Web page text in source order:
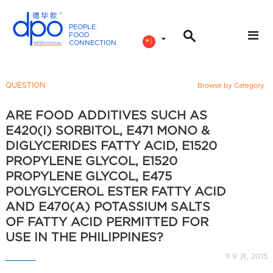
PEOPLE.
FOOD.
CONNECTION.
n
t
e
r
n
a
t
i
o
n
QUESTION Browse by Category
ARE FOOD ADDITIVES SUCH AS
E420(I) SORBITOL, E471 MONO &
DIGLYCERIDES FATTY ACID, E1520
PROPYLENE GLYCOL, E1520
PROPYLENE GLYCOL, E475
POLYGLYCEROL ESTER FATTY ACID
AND E470(A) POTASSIUM SALTS
OF FATTY ACID PERMITTED FOR
USE IN THE PHILIPPINES?
11 9 月, 2015